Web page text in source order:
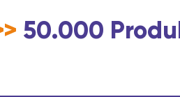
50.000